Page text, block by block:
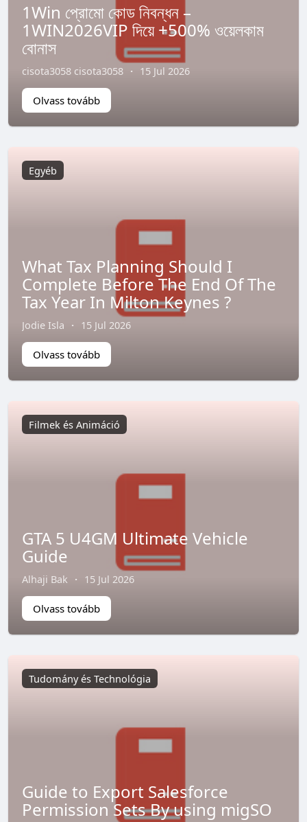
1Win প্রোমো কোড নিবন্ধন –
1WIN2026VIP দিয়ে +500% ওয়েলকাম
বোনাস
cisota3058 cisota3058 · 15 Jul 2026
Olvass tovább
Egyéb
What Tax Planning Should I
Complete Before The End Of The
Tax Year In Milton Keynes ?
Jodie Isla · 15 Jul 2026
Olvass tovább
Filmek és Animáció
GTA 5 U4GM Ultimate Vehicle
Guide
Alhaji Bak · 15 Jul 2026
Olvass tovább
Tudomány és Technológia
Guide to Export Salesforce
Permission Sets By using migSO